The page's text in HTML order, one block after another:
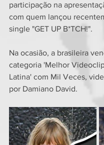
participação na
com quem lançou
single "GET UP B*TCH!".
Na ocasião, a brasileira
categoria 'Melhor
Latina' com Mil Veces,
por Damiano David.